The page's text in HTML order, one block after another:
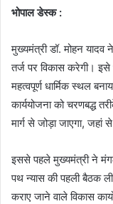
भोपाल डेस्क :
मुख्यमंत्री डॉ. मोहन यादव
तर्ज पर विकास करेगी।
महत्वपूर्ण धार्मिक स्थल
कार्ययोजना को चरणबद्ध
मार्ग से जोड़ा जाएगा,
इससे पहले मुख्यमंत्री ने
पथ न्यास की पहली बैठक
कराए जाने वाले विकास